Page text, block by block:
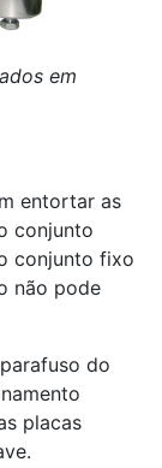
em
entortar as
conjunto
conjunto fixo
não pode
do
placas